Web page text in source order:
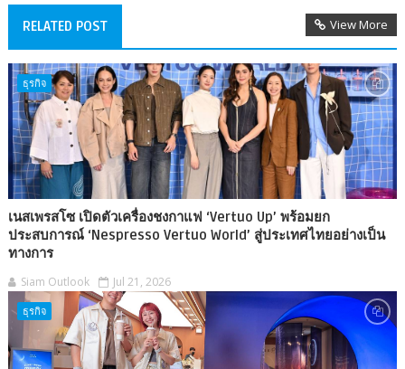
RELATED POST View More
ธุรกิจ
เนสเพรสโซ เปิดตัวเครื่องชงกาแฟ ‘Vertuo Up’ พร้อมยก
ประสบการณ์ ‘Nespresso Vertuo World’ สู่ประเทศไทยอย่างเป็น
ทางการ
Siam Outlook Jul 21, 2026
ธุรกิจ